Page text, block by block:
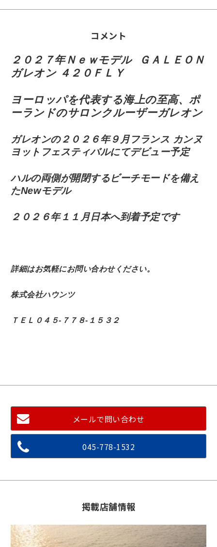
コメント
２０２７年Ｎｅｗモデル
ＧＡＬＥＯＮ
ガレオン ４２０ＦＬＹ
ヨーロッパを代表する海上の至高、ポ
ーランドのサロンクルーザーガレオン
ガレオンの２０２６年９月フランス カンヌ
ヨットフェスティバルにてデビュー予定
ハルの両側が開閉するビーチモードを備え
たNewモデル
２０２６年１１月日本へ到着予定です
詳細はお気軽にお問い合わせください。
株式会社ハウンツ
ＴＥＬ０４５-７７８-１５３２
メールで問い合わせ
045-778-1532
掲載店舗情報